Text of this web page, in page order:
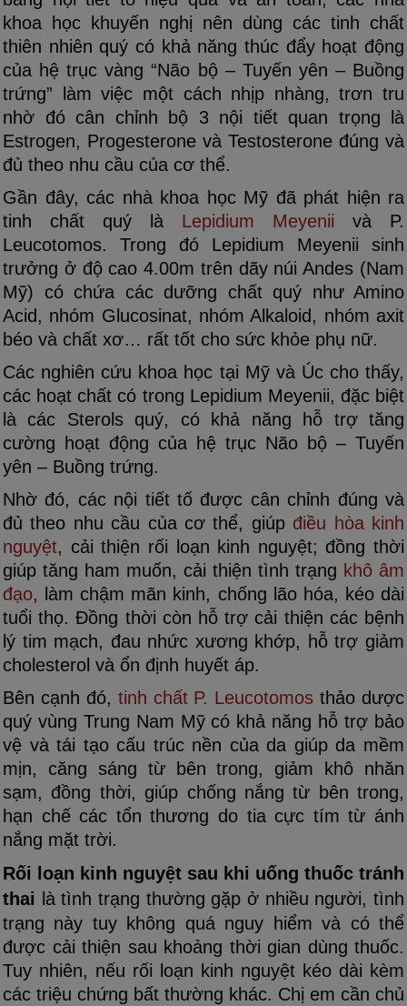
khoa học khuyến nghị nên dùng các tinh chất
thiên nhiên quý có khả năng thúc đẩy hoạt động
của hệ trục vàng “Não bộ – Tuyến yên – Buồng
trứng” làm việc một cách nhịp nhàng, trơn tru
nhờ đó cân chỉnh bộ 3 nội tiết quan trọng là
Estrogen, Progesterone và Testosterone đúng và
đủ theo nhu cầu của cơ thể.
Gần đây, các nhà khoa học Mỹ đã phát hiện ra
tinh chất quý là Lepidium Meyenii và P.
Leucotomos. Trong đó Lepidium Meyenii sinh
trưởng ở độ cao 4.00m trên dãy núi Andes (Nam
Mỹ) có chứa các dưỡng chất quý như Amino
Acid, nhóm Glucosinat, nhóm Alkaloid, nhóm axit
béo và chất xơ… rất tốt cho sức khỏe phụ nữ.
Các nghiên cứu khoa học tại Mỹ và Úc cho thấy,
các hoạt chất có trong Lepidium Meyenii, đặc biệt
là các Sterols quý, có khả năng hỗ trợ tăng
cường hoạt động của hệ trục Não bộ – Tuyến
yên – Buồng trứng.
Nhờ đó, các nội tiết tố được cân chỉnh đúng và
đủ theo nhu cầu của cơ thể, giúp điều hòa kinh
nguyệt, cải thiện rối loạn kinh nguyệt; đồng thời
giúp tăng ham muốn, cải thiện tình trạng khô âm
đạo, làm chậm mãn kinh, chống lão hóa, kéo dài
tuổi thọ. Đồng thời còn hỗ trợ cải thiện các bệnh
lý tim mạch, đau nhức xương khớp, hỗ trợ giảm
cholesterol và ổn định huyết áp.
Bên cạnh đó, tinh chất P. Leucotomos thảo dược
quý vùng Trung Nam Mỹ có khả năng hỗ trợ bảo
vệ và tái tạo cấu trúc nền của da giúp da mềm
mịn, căng sáng từ bên trong, giảm khô nhăn
sạm, đồng thời, giúp chống nắng từ bên trong,
hạn chế các tổn thương do tia cực tím từ ánh
nắng mặt trời.
Rối loạn kinh nguyệt sau khi uống thuốc tránh
thai là tình trạng thường gặp ở nhiều người, tình
trạng này tuy không quá nguy hiểm và có thể
được cải thiện sau khoảng thời gian dùng thuốc.
Tuy nhiên, nếu rối loạn kinh nguyệt kéo dài kèm
các triệu chứng bất thường khác. Chị em cần chủ